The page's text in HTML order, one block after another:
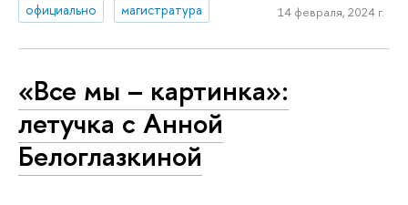
официально
магистратура 14 февраля, 2024 г.
«Все мы – картинка»:
летучка с Анной
Белоглазкиной